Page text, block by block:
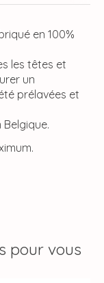
en 100%
les têtes et
un
prélavées et
pour vous